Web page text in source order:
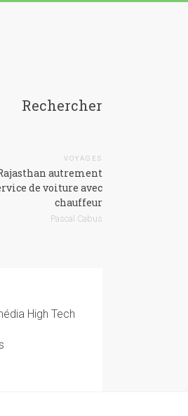
Rechercher
VOYAGES
autrement
de voiture avec
chauffeur
Pascal Cabus
High Tech